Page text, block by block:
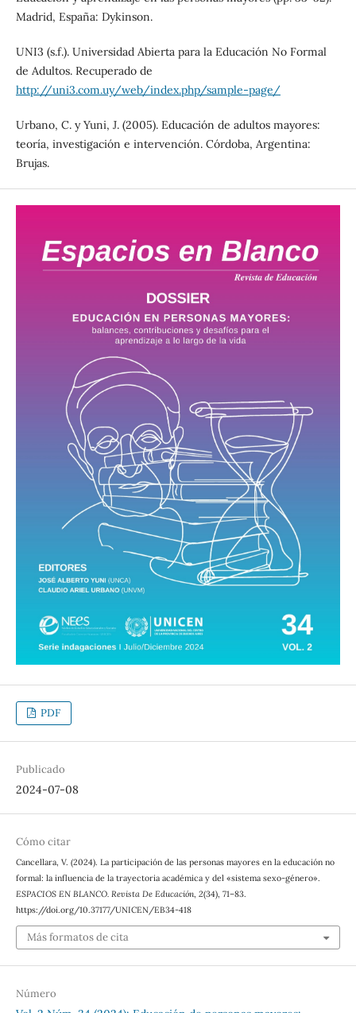
Madrid, España: Dykinson.
UNI3 (s.f.). Universidad Abierta para la Educación No Formal
de Adultos. Recuperado de
http://uni3.com.uy/web/index.php/sample-page/
Urbano, C. y Yuni, J. (2005). Educación de adultos mayores:
teoría, investigación e intervención. Córdoba, Argentina:
Brujas.
PDF
Publicado
2024-07-08
Cómo citar
Cancellara, V. (2024). La participación de las personas mayores en la educación no
formal: la influencia de la trayectoria académica y del «sistema sexo-género».
ESPACIOS EN BLANCO. Revista De Educación, 2(34), 71–83.
https://doi.org/10.37177/UNICEN/EB34-418
Más formatos de cita
Número